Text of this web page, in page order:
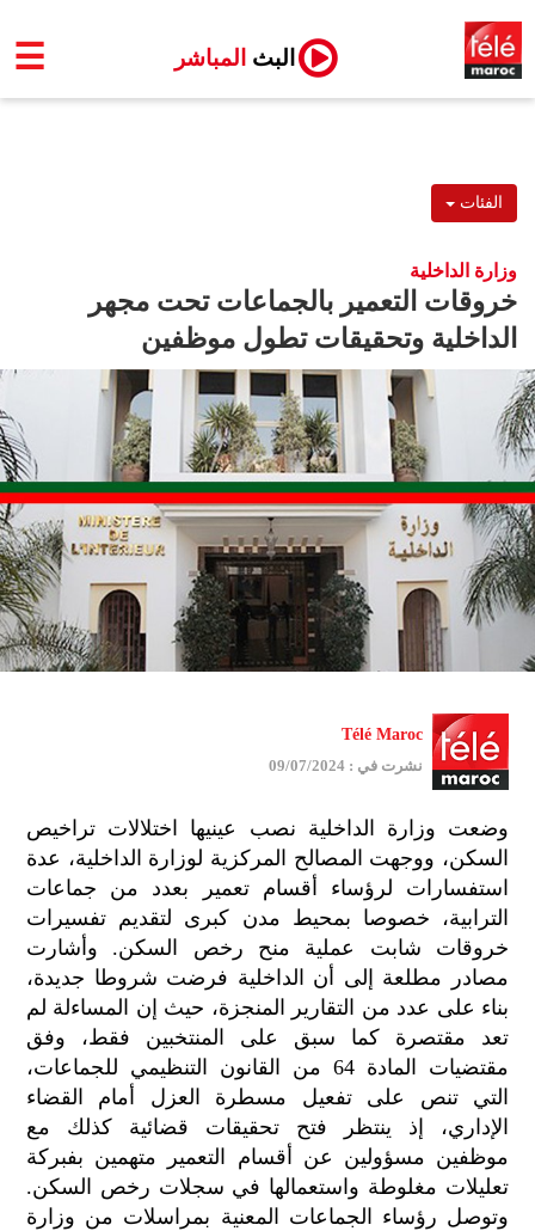
☰ البث المباشر
الفئات
وزارة الداخلية
خروقات التعمير بالجماعات تحت مجهر
الداخلية وتحقيقات تطول موظفين
Télé Maroc
نشرت في : 09/07/2024
وضعت وزارة الداخلية نصب عينيها اختلالات تراخيص
السكن، ووجهت المصالح المركزية لوزارة الداخلية، عدة
استفسارات لرؤساء أقسام تعمير بعدد من جماعات
الترابية، خصوصا بمحيط مدن كبرى لتقديم تفسيرات
خروقات شابت عملية منح رخص السكن. وأشارت
مصادر مطلعة إلى أن الداخلية فرضت شروطا جديدة،
بناء على عدد من التقارير المنجزة، حيث إن المساءلة لم
تعد مقتصرة كما سبق على المنتخبين فقط، وفق
مقتضيات المادة 64 من القانون التنظيمي للجماعات،
التي تنص على تفعيل مسطرة العزل أمام القضاء
الإداري، إذ ينتظر فتح تحقيقات قضائية كذلك مع
موظفين مسؤولين عن أقسام التعمير متهمين بفبركة
تعليلات مغلوطة واستعمالها في سجلات رخص السكن.
وتوصل رؤساء الجماعات المعنية بمراسلات من وزارة